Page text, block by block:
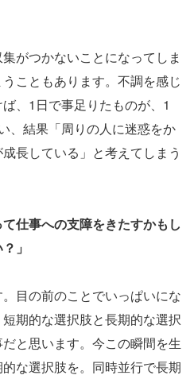
がつかないことになってしま
こともあります。不調を感じ
、1日で事足りたものが、1
、結果「周りの人に迷惑をか
長している」と考えてしまう
仕事への支障をきたすかもし
」
目の前のことでいっぱいにな
期的な選択肢と長期的な選択
と思います。今この瞬間を生
な選択肢を。同時並行で長期